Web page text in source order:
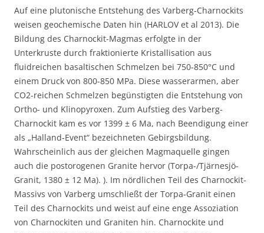
Auf eine plutonische Entstehung des Varberg-Charnockits
weisen geochemische Daten hin (HARLOV et al 2013). Die
Bildung des Charnockit-Magmas erfolgte in der
Unterkruste durch fraktionierte Kristallisation aus
fluidreichen basaltischen Schmelzen bei 750-850°C und
einem Druck von 800-850 MPa. Diese wasserarmen, aber
CO2-reichen Schmelzen begünstigten die Entstehung von
Ortho- und Klinopyroxen. Zum Aufstieg des Varberg-
Charnockit kam es vor 1399 ± 6 Ma, nach Beendigung einer
als „Halland-Event“ bezeichneten Gebirgsbildung.
Wahrscheinlich aus der gleichen Magmaquelle gingen
auch die postorogenen Granite hervor (Torpa-/Tjärnesjö-
Granit, 1380 ± 12 Ma). ). Im nördlichen Teil des Charnockit-
Massivs von Varberg umschließt der Torpa-Granit einen
Teil des Charnockits und weist auf eine enge Assoziation
von Charnockiten und Graniten hin. Charnockite und